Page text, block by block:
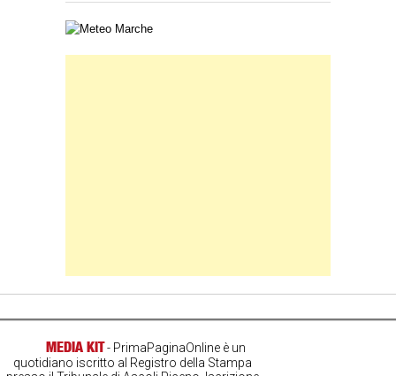
Carta meteorologica delle Marche
MEDIA KIT- PrimaPaginaOnline è un
quotidiano iscritto al Registro della Stampa